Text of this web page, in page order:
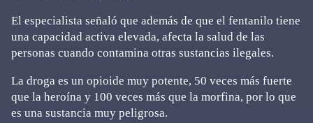
El especialista señaló que además de que el fentanilo tiene
una capacidad activa elevada, afecta la salud de las
personas cuando contamina otras sustancias ilegales.
La droga es un opioide muy potente, 50 veces más fuerte
que la heroína y 100 veces más que la morfina, por lo que
es una sustancia muy peligrosa.